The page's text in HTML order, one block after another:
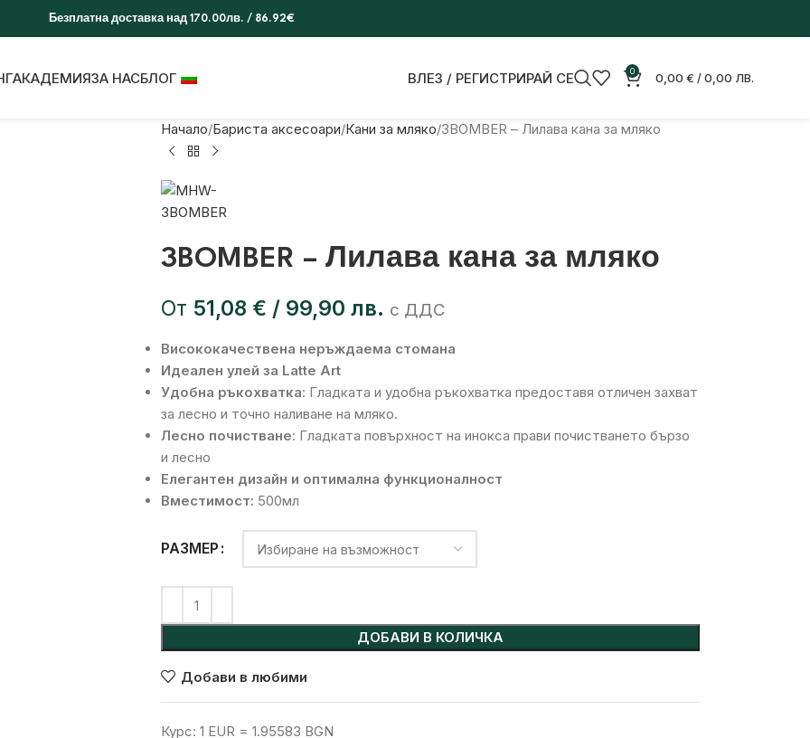
Безплатна доставка над 170.00лв. / 86.92€
АКАДЕМИЯЗА НАСБЛОГ ВЛЕЗ / РЕГИСТРИРАЙ СЕ 0 0,00 € / 0,00 ЛВ.
Начало Бариста аксесоари Кани за мляко 3BOMBER – Лилава кана за мляко
3BOMBER – Лилава кана за мляко
От 51,08 € / 99,90 лв. с ДДС
Висококачествена неръждаема стомана
Идеален улей за Latte Art
Удобна ръкохватка: Гладката и удобна ръкохватка предоставя отличен захват
за лесно и точно наливане на мляко.
Лесно почистване: Гладката повърхност на инокса прави почистването бързо
и лесно
Елегантен дизайн и оптимална функционалност
Вместимост: 500мл
РАЗМЕР
ДОБАВИ В КОЛИЧКА
Alternative:
Добави в любими
Курс: 1 EUR = 1.95583 BGN